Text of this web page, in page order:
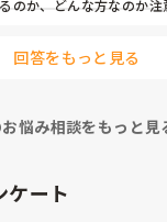
のか、どんな方なのか
回答をもっと見る
悩み相談をもっと見
ケート